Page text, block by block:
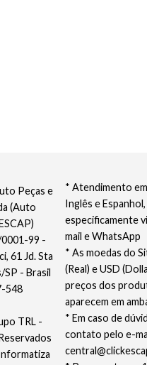
* Atendimento
Inglês e Espanhol,
especificamente
mail e WhatsApp
* As moedas do
(Real) e USD
preços dos
aparecem em
* Em caso de
contato pelo e-
Peças e
(Auto
0001-99 -
61 Jd. Sta
SP - Brasil
548
TRL -